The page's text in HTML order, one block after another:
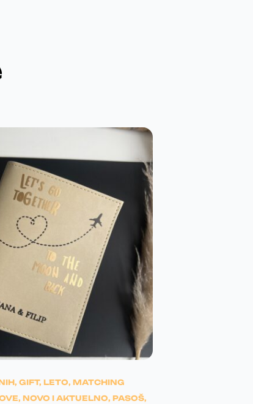
do
preuzet i kao
do kosmosa
nego na slikama!!!Svi
tice daljih porudZbina TO
Veliki pozdrav!
, GIFT, LETO, MATCHING
, NOVO I AKTUELNO, PASOŠ,